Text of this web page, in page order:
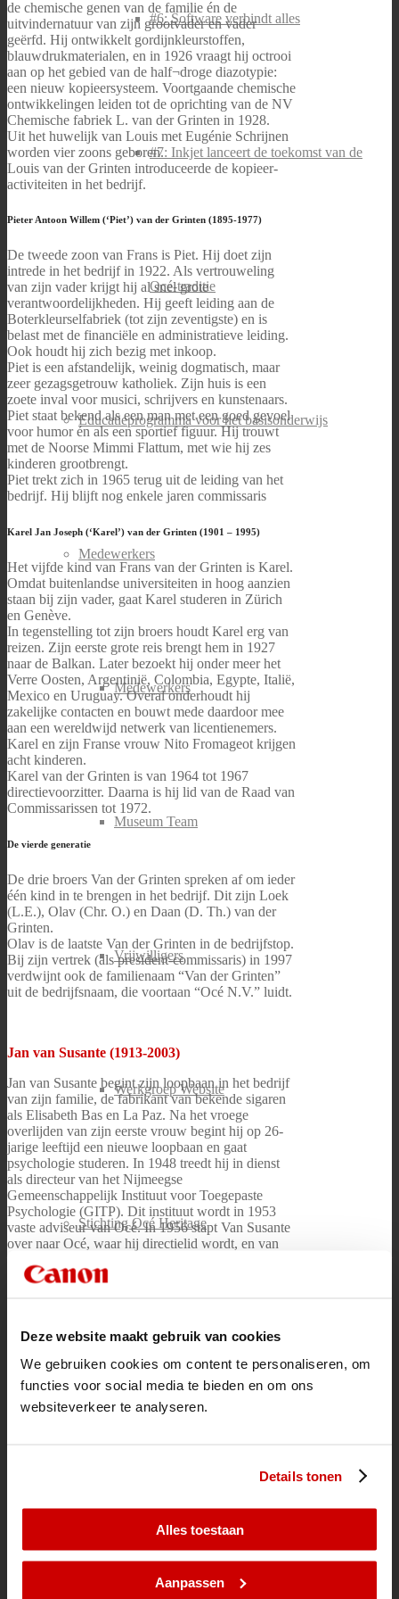
Deze website maakt gebruik van cookies
We gebruiken cookies om content te personaliseren, om
functies voor social media te bieden en om ons
websiteverkeer te analyseren.
Details tonen
Alles toestaan
Aanpassen
#6: Software verbindt alles
#7: Inkjet lanceert de toekomst van de
Océ-traditie
Educatieprogramma voor het basisonderwijs
Medewerkers
Medewerkers
Museum Team
Vrijwilligers
Werkgroep Website
Stichting Océ Heritage
Océ Historie
de chemische genen van de familie én de
uitvindernatuur van zijn grootvader en vader
geërfd. Hij ontwikkelt gordijnkleurstoffen,
blauwdrukmaterialen, en in 1926 vraagt hij octrooi
aan op het gebied van de half¬droge diazotypie:
een nieuw kopieersysteem. Voortgaande chemische
ontwikkelingen leiden tot de oprichting van de NV
Chemische fabriek L. van der Grinten in 1928.
Uit het huwelijk van Louis met Eugénie Schrijnen
worden vier zoons geboren.
Louis van der Grinten introduceerde de kopieer-
activiteiten in het bedrijf.
Pieter Antoon Willem (‘Piet’) van der Grinten (1895-1977)
De tweede zoon van Frans is Piet. Hij doet zijn
intrede in het bedrijf in 1922. Als vertrouweling
van zijn vader krijgt hij al snel grote
verantwoordelijkheden. Hij geeft leiding aan de
Boterkleurselfabriek (tot zijn zeventigste) en is
belast met de financiële en administratieve leiding.
Ook houdt hij zich bezig met inkoop.
Piet is een afstandelijk, weinig dogmatisch, maar
zeer gezagsgetrouw katholiek. Zijn huis is een
zoete inval voor musici, schrijvers en kunstenaars.
Piet staat bekend als een man met een goed gevoel
voor humor én als een sportief figuur. Hij trouwt
met de Noorse Mimmi Flattum, met wie hij zes
kinderen grootbrengt.
Piet trekt zich in 1965 terug uit de leiding van het
bedrijf. Hij blijft nog enkele jaren commissaris
Karel Jan Joseph (‘Karel’) van der Grinten (1901 – 1995)
Het vijfde kind van Frans van der Grinten is Karel.
Omdat buitenlandse universiteiten in hoog aanzien
staan bij zijn vader, gaat Karel studeren in Zürich
en Genève.
In tegenstelling tot zijn broers houdt Karel erg van
reizen. Zijn eerste grote reis brengt hem in 1927
naar de Balkan. Later bezoekt hij onder meer het
Verre Oosten, Argentinië, Colombia, Egypte, Italië,
Mexico en Uruguay. Overal onderhoudt hij
zakelijke contacten en bouwt mede daardoor mee
aan een wereldwijd netwerk van licentienemers.
Karel en zijn Franse vrouw Nito Fromageot krijgen
acht kinderen.
Karel van der Grinten is van 1964 tot 1967
directievoorzitter. Daarna is hij lid van de Raad van
Commissarissen tot 1972.
De vierde generatie
De drie broers Van der Grinten spreken af om ieder
één kind in te brengen in het bedrijf. Dit zijn Loek
(L.E.), Olav (Chr. O.) en Daan (D. Th.) van der
Grinten.
Olav is de laatste Van der Grinten in de bedrijfstop.
Bij zijn vertrek (als president-commissaris) in 1997
verdwijnt ook de familienaam “Van der Grinten”
uit de bedrijfsnaam, die voortaan “Océ N.V.” luidt.
Jan van Susante (1913-2003)
Jan van Susante begint zijn loopbaan in het bedrijf
van zijn familie, de fabrikant van bekende sigaren
als Elisabeth Bas en La Paz. Na het vroege
overlijden van zijn eerste vrouw begint hij op 26-
jarige leeftijd een nieuwe loopbaan en gaat
psychologie studeren. In 1948 treedt hij in dienst
als directeur van het Nijmeegse
Gemeenschappelijk Instituut voor Toegepaste
Psychologie (GITP). Dit instituut wordt in 1953
vaste adviseur van Océ. In 1956 stapt Van Susante
over naar Océ, waar hij directielid wordt, en van
niet-familielid in het topmanagement. Aansluitend
Limburg en geeft aanzienlijke bedragen voor het
behoud van natuurmonumenten in Limburg.
Van Susante introduceert in 1958 de Chemische
Fabriek Van der Grinten, die al sinds 1952 een
N.V. is, op de Amsterdamse Aandelenbeurs.
Geschiedenis Bedrijf
1877-1919
Voor WO II
Eeuwwisseling